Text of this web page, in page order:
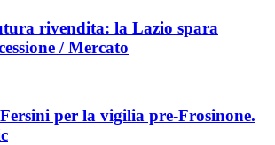
rivendita: la Lazio spara
/ Mercato
per la vigilia pre-Frosinone.